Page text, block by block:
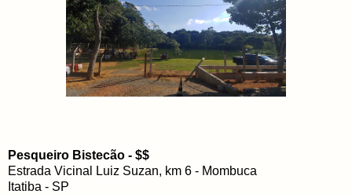
Pesqueiro Bistecão - $$
Estrada Vicinal Luiz Suzan, km 6 - Mombuca
Itatiba - SP